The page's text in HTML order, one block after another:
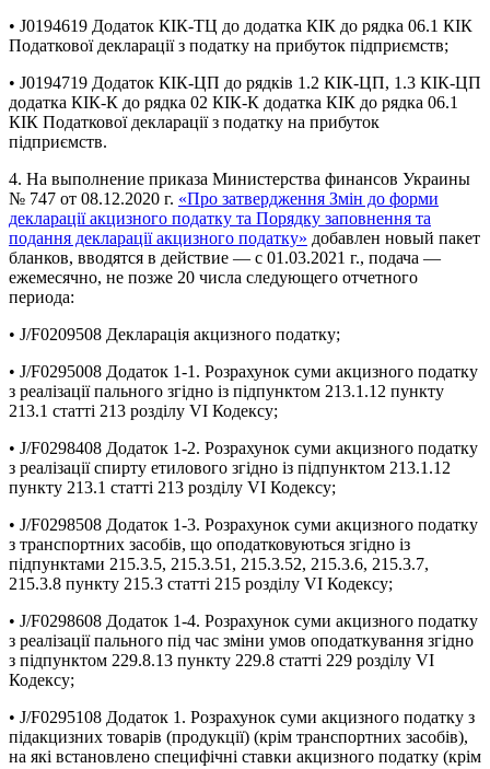
• J0194619 Додаток КІК-ТЦ до додатка КІК до рядка 06.1 КІК
Податкової декларації з податку на прибуток підприємств;
• J0194719 Додаток КІК-ЦП до рядків 1.2 КІК-ЦП, 1.3 КІК-ЦП
додатка КІК-К до рядка 02 КІК-К додатка КІК до рядка 06.1
КІК Податкової декларації з податку на прибуток
підприємств.
4. На выполнение приказа Министерства финансов Украины
№ 747 от 08.12.2020 г. «Про затвердження Змін до форми
декларації акцизного податку та Порядку заповнення та
подання декларації акцизного податку» добавлен новый пакет
бланков, вводятся в действие — с 01.03.2021 г., подача —
ежемесячно, не позже 20 числа следующего отчетного
периода:
• J/F0209508 Декларація акцизного податку;
• J/F0295008 Додаток 1-1. Розрахунок суми акцизного податку
з реалізації пального згідно із підпунктом 213.1.12 пункту
213.1 статті 213 розділу VI Кодексу;
• J/F0298408 Додаток 1-2. Розрахунок суми акцизного податку
з реалізації спирту етилового згідно із підпунктом 213.1.12
пункту 213.1 статті 213 розділу VI Кодексу;
• J/F0298508 Додаток 1-3. Розрахунок суми акцизного податку
з транспортних засобів, що оподатковуються згідно із
підпунктами 215.3.5, 215.3.51, 215.3.52, 215.3.6, 215.3.7,
215.3.8 пункту 215.3 статті 215 розділу VI Кодексу;
• J/F0298608 Додаток 1-4. Розрахунок суми акцизного податку
з реалізації пального під час зміни умов оподаткування згідно
з підпунктом 229.8.13 пункту 229.8 статті 229 розділу VI
Кодексу;
• J/F0295108 Додаток 1. Розрахунок суми акцизного податку з
підакцизних товарів (продукції) (крім транспортних засобів),
на які встановлено специфічні ставки акцизного податку (крім